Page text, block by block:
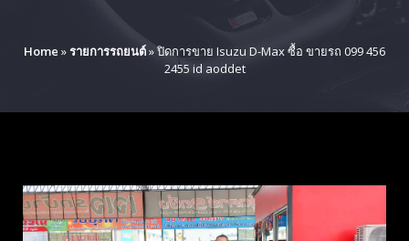
Home »รายการรถยนต์»ปิดการขาย Isuzu D-Max ซื้อ ขายรถ 099 456
2455 id aoddet